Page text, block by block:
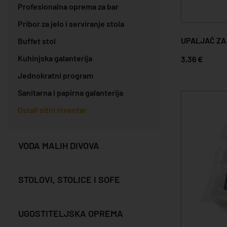
Polipropilen (7)
PP (2)
PVC
Profesionalna oprema za bar
Pribor za jelo i serviranje stola
Buffet stol
Kuhinjska galanterija
Jednokratni program
Sanitarna i papirna galanterija
Ostali sitni inventar
VODA MALIH DIVOVA
STOLOVI, STOLICE I SOFE
UGOSTITELJSKA OPREMA
UPALJAČ
3,36 €